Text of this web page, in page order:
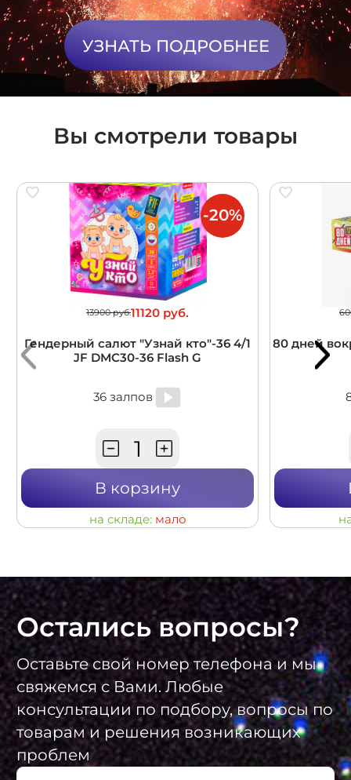
УЗНАТЬ ПОДРОБНЕЕ
Вы смотрели товары
13900 руб.11120 руб.
Гендерный салют "Узнай кто"-36 4/1
JF DMC30-36 Flash G
36 залпов
В корзину
на складе: мало
-20%
80 дней
Остались вопросы?
Оставьте свой номер телефона и мы
свяжемся с Вами. Любые
консультации по подбору, вопросы по
товарам и решения возникающих
проблем